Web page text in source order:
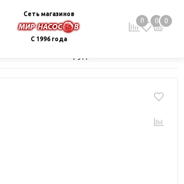
Сеть магазинов
С 1996 года
0 0 0